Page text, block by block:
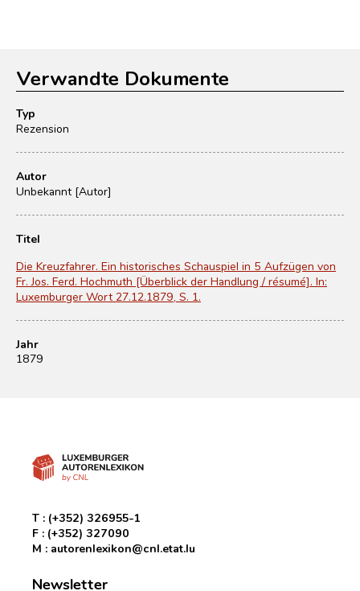
Verwandte Dokumente
Typ
Rezension
Autor
Unbekannt [Autor]
Titel
Die Kreuzfahrer. Ein historisches Schauspiel in 5 Aufzügen von
Fr. Jos. Ferd. Hochmuth [Überblick der Handlung / résumé]. In:
Luxemburger Wort 27.12.1879, S. 1.
Jahr
1879
T : (+352) 326955-1
F : (+352) 327090
M : autorenlexikon@cnl.etat.lu
Newsletter